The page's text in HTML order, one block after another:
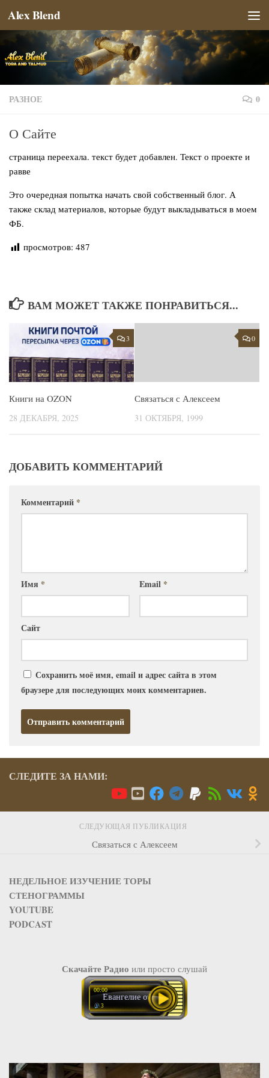
Перейти к содержимому
Alex Blend
РАЗНОЕ 0
О Сайте
страница переехала. текст будет добавлен. Текст о проекте и
равве
Это очередная попытка начать свой собственный блог. А
также склад материалов, которые будут выкладываться в моем
ФБ.
просмотров: 487
ВАМ МОЖЕТ ТАКЖЕ ПОНРАВИТЬСЯ...
3
Книги на OZON
28 ДЕКАБРЯ, 2025
0
Связаться с Алексеем
31 ОКТЯБРЯ, 1999
ДОБАВИТЬ КОММЕНТАРИЙ
Комментарий *
Имя * Email *
Сайт
Сохранить моё имя, email и адрес сайта в этом
браузере для последующих моих комментариев.
СЛЕДИТЕ ЗА НАМИ:
СЛЕДУЮЩАЯ ПУБЛИКАЦИЯ
Связаться с Алексеем
НЕДЕЛЬНОЕ ИЗУЧЕНИЕ ТОРЫ
СТЕНОГРАММЫ
YOUTUBE
PODCAST
Скачайте Радио или просто слушай
Евангелие от Фомы 6
00:00
3